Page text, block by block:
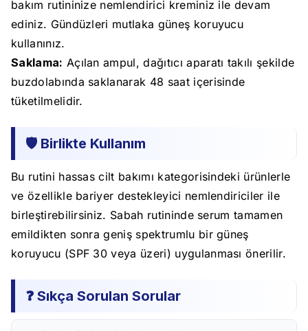
bakım rutininize nemlendirici kreminiz ile devam
ediniz. Gündüzleri mutlaka güneş koruyucu
kullanınız.
Saklama: Açılan ampul, dağıtıcı aparatı takılı şekilde
buzdolabında saklanarak 48 saat içerisinde
tüketilmelidir.
🛡️ Birlikte Kullanım
Bu rutini hassas cilt bakımı kategorisindeki ürünlerle
ve özellikle bariyer destekleyici nemlendiriciler ile
birleştirebilirsiniz. Sabah rutininde serum tamamen
emildikten sonra geniş spektrumlu bir güneş
koruyucu (SPF 30 veya üzeri) uygulanması önerilir.
❓ Sıkça Sorulan Sorular